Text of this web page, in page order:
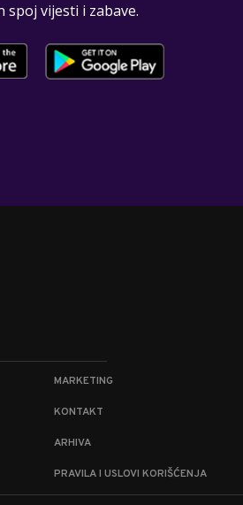
spoj vijesti i zabave.
MARKETING
KONTAKT
ARHIVA
PRAVILA I USLOVI KORIŠĆENJA